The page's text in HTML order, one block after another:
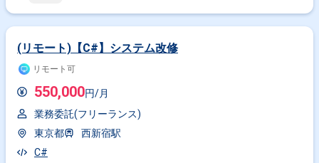
(リモート)【C#】システム改修
リモート可
550,000円/月
業務委託(フリーランス)
東京都
西新宿駅
C#